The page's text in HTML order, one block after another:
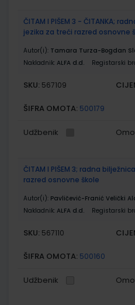
ČITAM I PIŠEM 3 - ČITANKA;
jezika za treći razred osnovne
Autor(i): Tamara Turza-Bogdan
Nakladnik: ALFA d.d. Registarski
SKU: 567109
ŠIFRA OMOTA: 500179
Udžbenik
ČITAM I PIŠEM 3; radna
razred osnovne škole
Autor(i): Pavličević-Franić Velički
Nakladnik: ALFA d.d. Registarski
SKU: 567110
ŠIFRA OMOTA: 500160
Udžbenik